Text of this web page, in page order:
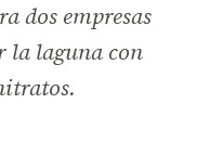
dos empresas
la laguna con